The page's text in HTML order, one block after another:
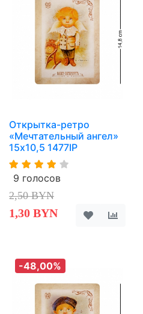
Открытка-ретро
«Мечтательный ангел»
15х10,5 1477IP
9 голосов
2,50 BYN
1,30 BYN
-48,00%